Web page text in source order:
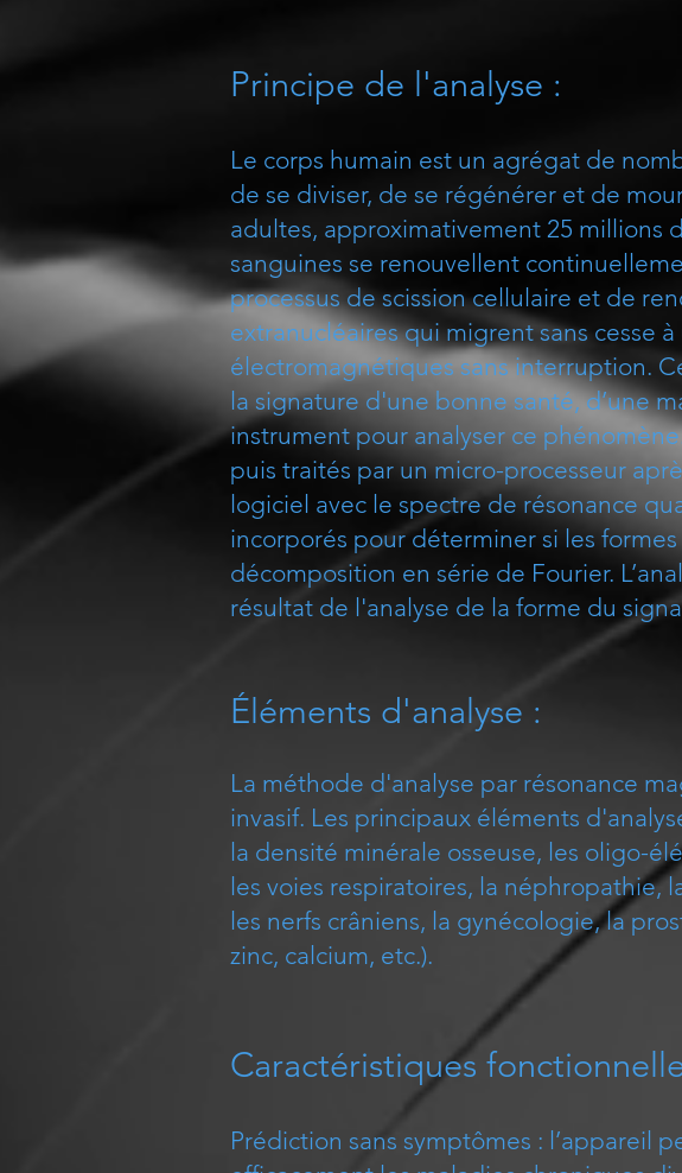
Principe de l'analyse :
Le corps humain est un agrégat de
de se diviser, de se régénérer et de
adultes, approximativement 25 millions
sanguines se renouvellent
processus de scission cellulaire et de
extranucléaires qui migrent sans cesse
électromagnétiques sans interruption.
la signature d'une bonne santé, d’une
instrument pour analyser ce
puis traités par un micro-processeur
logiciel avec le spectre de résonance
incorporés pour déterminer si les
décomposition en série de Fourier.
résultat de l'analyse de la forme du
Éléments d'analyse :
La méthode d'analyse par résonance
invasif. Les principaux éléments
la densité minérale osseuse, les oligo-
les voies respiratoires, la néphropathie,
les nerfs crâniens, la gynécologie, la
zinc, calcium, etc.).
Caractéristiques
Prédiction sans symptômes : l’appareil